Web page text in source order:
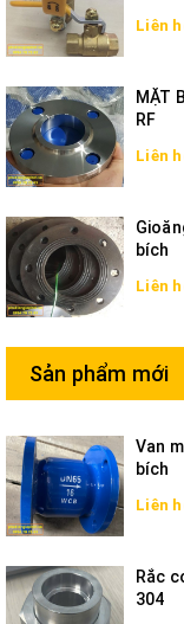
Liên
MẶT
RF
Liên
bích
Liên
Sản phẩm mới
Van
bích
Liên
Rắc
304